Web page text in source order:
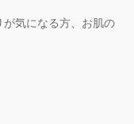
が気になる方、お肌の